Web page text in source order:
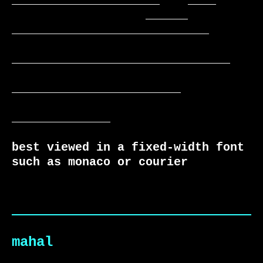
best viewed in a fixed-width font
such as monaco or courier
mahal